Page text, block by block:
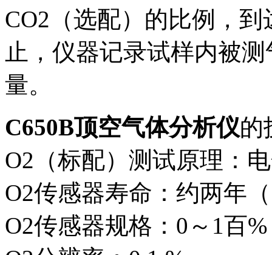
CO2（选配）的比例，
止，仪器记录试样内被
量。
C650B顶空气体分析仪的
O2（标配）测试原理：
O2传感器寿命：约两年
O2传感器规格：0～1百%